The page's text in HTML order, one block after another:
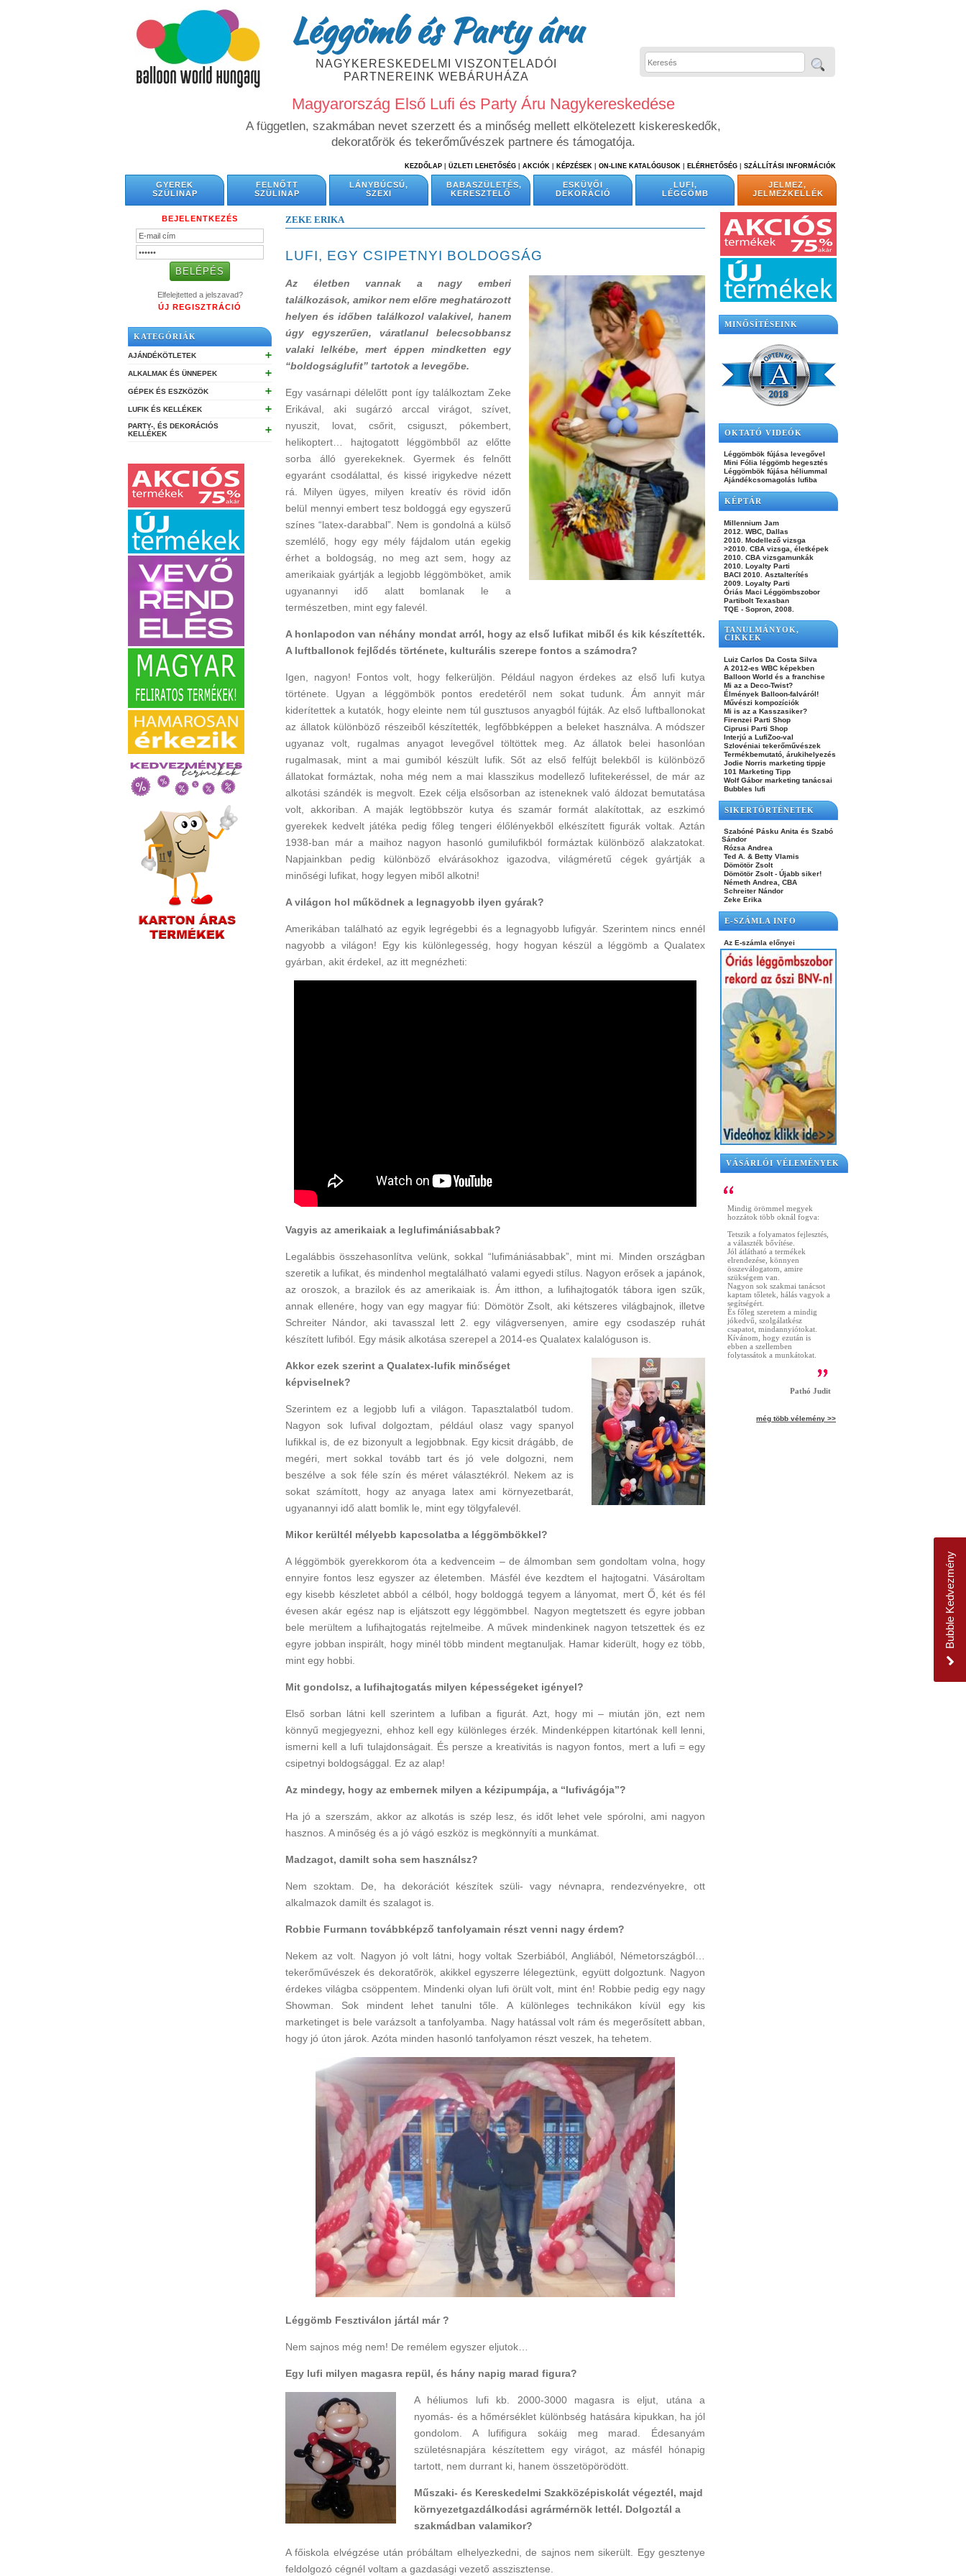
Léggömb és Party áru
NAGYKERESKEDELMI VISZONTELADÓI
PARTNEREINK WEBÁRUHÁZA
Magyarország Első Lufi és Party Áru Nagykereskedése
A független, szakmában nevet szerzett és a minőség mellett elkötelezett kiskereskedők,
dekoratőrök és tekerőművészek partnere és támogatója.
KEZDŐLAP ÜZLETI LEHETŐSÉG AKCIÓK KÉPZÉSEK ON-LINE KATALÓGUSOK ELÉRHETŐSÉG SZÁLLÍTÁSI INFORMÁCIÓK
GYEREK
SZÜLINAP
FELNŐTT
SZÜLINAP
LÁNYBÚCSÚ,
SZEXI
BABASZÜLETÉS,
KERESZTELŐ
ESKÜVŐI
DEKORÁCIÓ
LUFI,
LÉGGÖMB
JELMEZ,
JELMEZKELLÉK
BEJELENTKEZÉS
Elfelejtetted a jelszavad?
ÚJ REGISZTRÁCIÓ
KATEGÓRIÁK
AJÁNDÉKÖTLETEK ➕
ALKALMAK ÉS ÜNNEPEK ➕
GÉPEK ÉS ESZKÖZÖK ➕
LUFIK ÉS KELLÉKEK ➕
PARTY-, ÉS DEKORÁCIÓS
KELLÉKEK
➕
ZEKE ERIKA
LUFI, EGY CSIPETNYI BOLDOGSÁG
Az életben vannak a nagy emberi
találkozások, amikor nem előre meghatározott
helyen és időben találkozol valakivel, hanem
úgy egyszerűen, váratlanul belecsobbansz
valaki lelkébe, mert éppen mindketten egy
“boldogságlufit” tartotok a levegőbe.
Egy vasárnapi délelőtt pont így találkoztam Zeke
Erikával, aki sugárzó arccal virágot, szívet,
nyuszit, lovat, csőrit, csiguszt, pókembert,
helikoptert… hajtogatott léggömbből az előtte
sorba álló gyerekeknek. Gyermek és felnőtt
egyaránt csodálattal, és kissé irigykedve nézett
rá. Milyen ügyes, milyen kreatív és rövid időn
belül mennyi embert tesz boldoggá egy egyszerű
színes “latex-darabbal”. Nem is gondolná a külső
szemlélő, hogy egy mély fájdalom után egekig
érhet a boldogság, no meg azt sem, hogy az
amerikaiak gyártják a legjobb léggömböket, amik
ugyanannyi idő alatt bomlanak le a
természetben, mint egy falevél.
A honlapodon van néhány mondat arról, hogy az első lufikat miből és kik készítették.
A luftballonok fejlődés története, kulturális szerepe fontos a számodra?
Igen, nagyon! Fontos volt, hogy felkerüljön. Például nagyon érdekes az első lufi kutya
története. Ugyan a léggömbök pontos eredetéről nem sokat tudunk. Ám annyit már
kiderítettek a kutatók, hogy eleinte nem túl gusztusos anyagból fújták. Az első luftballonokat
az állatok különböző részeiből készítették, legfőbbképpen a beleket használva. A módszer
ugyanaz volt, rugalmas anyagot levegővel töltöttek meg. Az állatok belei hasonlóan
rugalmasak, mint a mai gumiból készült lufik. Sőt az első felfújt belekből is különböző
állatokat formáztak, noha még nem a mai klasszikus modellező lufitekeréssel, de már az
alkotási szándék is megvolt. Ezek célja elsősorban az isteneknek való áldozat bemutatása
volt, akkoriban. A maják legtöbbször kutya és szamár formát alakítottak, az eszkimó
gyerekek kedvelt játéka pedig főleg tengeri élőlényekből elkészített figurák voltak. Aztán
1938-ban már a maihoz nagyon hasonló gumilufikból formáztak különböző alakzatokat.
Napjainkban pedig különböző elvárásokhoz igazodva, világméretű cégek gyártják a
minőségi lufikat, hogy legyen miből alkotni!
A világon hol működnek a legnagyobb ilyen gyárak?
Amerikában található az egyik legrégebbi és a legnagyobb lufigyár. Szerintem nincs ennél
nagyobb a világon! Egy kis különlegesség, hogy hogyan készül a léggömb a Qualatex
gyárban, akit érdekel, az itt megnézheti:
Vagyis az amerikaiak a leglufimániásabbak?
Legalábbis összehasonlítva velünk, sokkal “lufimániásabbak”, mint mi. Minden országban
szeretik a lufikat, és mindenhol megtalálható valami egyedi stílus. Nagyon erősek a japánok,
az oroszok, a brazilok és az amerikaiak is. Ám itthon, a lufihajtogatók tábora igen szűk,
annak ellenére, hogy van egy magyar fiú: Dömötör Zsolt, aki kétszeres világbajnok, illetve
Schreiter Nándor, aki tavasszal lett 2. egy világversenyen, amire egy csodaszép ruhát
készített lufiból Egy másik alkotása szerepel a 2014-es Qualatex kalalóguson is
Akkor ezek szerint a Qualatex-lufik minőséget
képviselnek?
Szerintem ez a legjobb lufi a világon. Tapasztalatból tudom.
Nagyon sok lufival dolgoztam, például olasz vagy spanyol
lufikkal is, de ez bizonyult a legjobbnak. Egy kicsit drágább, de
megéri, mert sokkal tovább tart és jó vele dolgozni, nem
beszélve a sok féle szín és méret választékról. Nekem az is
sokat számított, hogy az anyaga latex ami környezetbarát,
ugyanannyi idő alatt bomlik le, mint egy tölgyfalevél.
Mikor kerültél mélyebb kapcsolatba a léggömbökkel?
A léggömbök gyerekkorom óta a kedvenceim – de álmomban sem gondoltam volna, hogy
ennyire fontos lesz egyszer az életemben. Másfél éve kezdtem el hajtogatni. Vásároltam
egy kisebb készletet abból a célból, hogy boldoggá tegyem a lányomat, mert Ő, két és fél
évesen akár egész nap is eljátszott egy léggömbbel. Nagyon megtetszett és egyre jobban
bele merültem a lufihajtogatás rejtelmeibe. A művek mindenkinek nagyon tetszettek és ez
egyre jobban inspirált, hogy minél több mindent megtanuljak. Hamar kiderült, hogy ez több,
mint egy hobbi.
Mit gondolsz, a lufihajtogatás milyen képességeket igényel?
Első sorban látni kell szerintem a lufiban a figurát. Azt, hogy mi – miután jön, ezt nem
könnyű megjegyezni, ehhoz kell egy különleges érzék. Mindenképpen kitartónak kell lenni,
ismerni kell a lufi tulajdonságait. És persze a kreativitás is nagyon fontos, mert a lufi = egy
csipetnyi boldogsággal. Ez az alap!
Az mindegy, hogy az embernek milyen a kézipumpája, a “lufivágója”?
Ha jó a szerszám, akkor az alkotás is szép lesz, és időt lehet vele spórolni, ami nagyon
hasznos. A minőség és a jó vágó eszköz is megkönnyíti a munkámat.
Madzagot, damilt soha sem használsz?
Nem szoktam. De, ha dekorációt készítek szüli- vagy névnapra, rendezvényekre, ott
alkalmazok damilt és szalagot is.
Robbie Furmann továbbképző tanfolyamain részt venni nagy érdem?
Nekem az volt. Nagyon jó volt látni, hogy voltak Szerbiából, Angliából, Németországból…
tekerőművészek és dekoratőrök, akikkel egyszerre lélegeztünk, együtt dolgoztunk. Nagyon
érdekes világba csöppentem. Mindenki olyan lufi örült volt, mint én! Robbie pedig egy nagy
Showman. Sok mindent lehet tanulni tőle. A különleges technikákon kívül egy kis
marketinget is bele varázsolt a tanfolyamba. Nagy hatással volt rám és megerősített abban,
hogy jó úton járok. Azóta minden hasonló tanfolyamon részt veszek, ha tehetem.
Léggömb Fesztiválon jártál már ?
Nem sajnos még nem! De remélem egyszer eljutok…
Egy lufi milyen magasra repül, és hány napig marad figura?
A héliumos lufi kb. 2000-3000 magasra is eljut, utána a
nyomás- és a hőmérséklet különbség hatására kipukkan, ha jól
gondolom. A lufifigura sokáig meg marad. Édesanyám
születésnapjára készítettem egy virágot, az másfél hónapig
tartott, nem durrant ki, hanem összetöpörödött.
Műszaki- és Kereskedelmi Szakközépiskolát végeztél, majd
környezetgazdálkodási agrármérnök lettél. Dolgoztál a
szakmádban valamikor?
A főiskola elvégzése után próbáltam elhelyezkedni, de sajnos nem sikerült. Egy gesztenye
feldolgozó cégnél voltam a gazdasági vezető asszisztense.
MINŐSÍTÉSEINK
OKTATÓ VIDEÓK
Léggömbök fújása levegővel
Mini Fólia léggömb hegesztés
Léggömbök fújása héliummal
Ajándékcsomagolás lufiba
KÉPTÁR
Millennium Jam
2012. WBC, Dallas
2010. Modellező vizsga
>2010. CBA vizsga, életképek
2010. CBA vizsgamunkák
2010. Loyalty Parti
BACI 2010. Asztalterítés
2009. Loyalty Parti
Óriás Maci Léggömbszobor
Partibolt Texasban
TQE - Sopron, 2008.
TANULMÁNYOK,
CIKKEK
Luiz Carlos Da Costa Silva
A 2012-es WBC képekben
Balloon World és a franchise
Mi az a Deco-Twist?
Élmények Balloon-falváról!
Művészi kompozíciók
Mi is az a Kasszasiker?
Firenzei Parti Shop
Ciprusi Parti Shop
Interjú a LufiZoo-val
Szlovéniai tekerőművészek
Termékbemutató, árukihelyezés
Jodie Norris marketing tippje
101 Marketing Tipp
Wolf Gábor marketing tanácsai
Bubbles lufi
SIKERTÖRTÉNETEK
Szabóné Pásku Anita és Szabó
Sándor
Rózsa Andrea
Ted A. & Betty Vlamis
Dömötör Zsolt
Dömötör Zsolt - Újabb siker!
Németh Andrea, CBA
Schreiter Nándor
Zeke Erika
E-SZÁMLA INFO
Az E-számla előnyei
VÁSÁRLÓI VÉLEMÉNYEK
Mindig örömmel megyek
hozzátok több oknál fogva:
Tetszik a folyamatos fejlesztés,
a választék bővítése.
Jól átlátható a termékek
elrendezése, könnyen
összeválogatom, amire
szükségem van.
Nagyon sok szakmai tanácsot
kaptam tőletek, hálás vagyok a
segítségért.
És főleg szeretem a mindig
jókedvű, szolgálatkész
csapatot, mindannyiótokat.
Kívánom, hogy ezután is
ebben a szellemben
folytassátok a munkátokat.
Pathó Judit
még több vélemény >>
Bubble Kedvezmény